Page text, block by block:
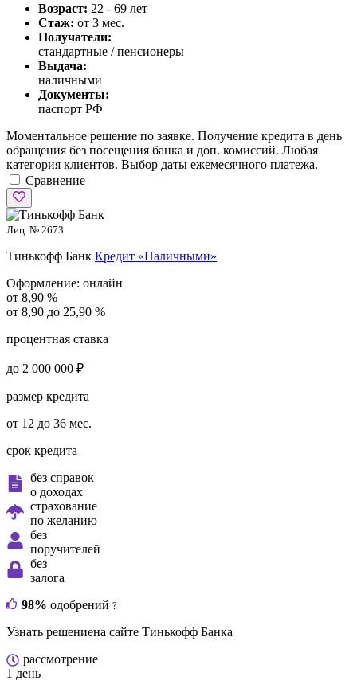
Возраст: 22 - 69 лет
Стаж: от 3 мес.
Получатели:
стандартные / пенсионеры
Выдача:
наличными
Документы:
паспорт РФ
Моментальное решение по заявке. Получение кредита в день
обращения без посещения банка и доп. комиссий. Любая
категория клиентов. Выбор даты ежемесячного платежа.
Сравнение
Лиц. № 2673
Тинькофф Банк Кредит «Наличными»
Оформление: онлайн
от 8,90 %
от 8,90 до 25,90 %
процентная ставка
до 2 000 000 ₽
размер кредита
от 12 до 36 мес.
срок кредита
без справок
о доходах
страхование
по желанию
без
поручителей
без
залога
98% одобрений ?
Узнать решениена сайте Тинькофф Банка
рассмотрение
1 день